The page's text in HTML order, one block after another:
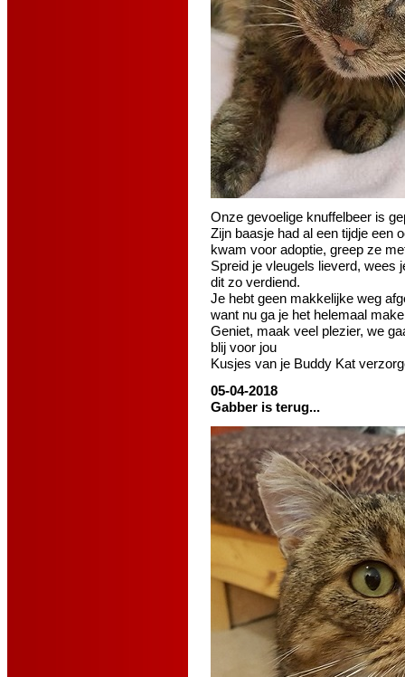
Onze gevoelige knuffelbeer is
Zijn baasje had al een tijdje een
kwam voor adoptie, greep ze
Spreid je vleugels lieverd, wees
dit zo verdiend.
Je hebt geen makkelijke weg
want nu ga je het helemaal
Geniet, maak veel plezier, we
blij voor jou
Kusjes van je Buddy Kat
05-04-2018
Gabber is terug...